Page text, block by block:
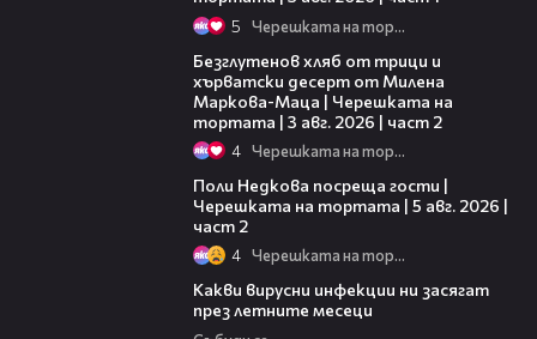
5 Черешката на тортата
Безглутенов хляб от трици и
хърватски десерт от Милена
Маркова-Маца | Черешката на
тортата | 3 авг. 2026 | част 2
4 Черешката на тортата
Поли Недкова посреща гости |
Черешката на тортата | 5 авг. 2026 |
част 2
4 Черешката на тортата
Какви вирусни инфекции ни засягат
през летните месеци